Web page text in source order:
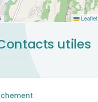
Leaflet
utiles